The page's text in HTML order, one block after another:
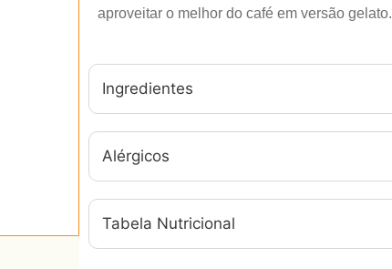
aproveitar o melhor do café em versão gelato.
Ingredientes
Alérgicos
Tabela Nutricional